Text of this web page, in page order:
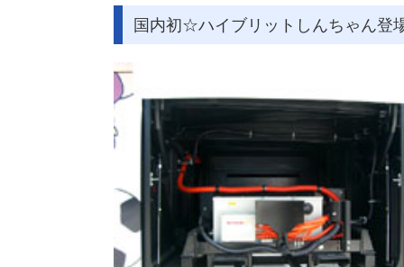
国内初☆ハイブリットしんちゃん登